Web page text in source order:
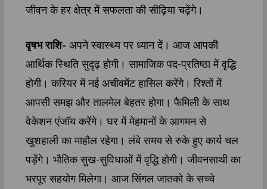
जीवन के हर क्षेत्र में सफलता की सीढ़िया चढ़ेंगे।
वृषभ राशि- अपने स्वास्थ्य पर ध्यान दें। आज आपकी
आर्थिक स्थिति सुदृढ़ होगी। सामाजिक पद-प्रतिष्ठा में वृद्धि
होगी। करियर में नई अचीवमेंट हासिल करेंगे। रिश्तों में
आपसी समझ और तालमेल बेहतर होगा। फैमिली के साथ
वेकेशन एंजॉय करेंगे। घर में मेहमानों के आगमन से
खुशहाली का माहौल रहेगा। लंबे समय से रुके हुए कार्य चल
पड़ेंगे। भौतिक सुख-सुविधाओं में वृद्धि होगी। जीवनसाथी का
भरपूर सहयोग मिलेगा। आज सिंगल जातको के सच्चे